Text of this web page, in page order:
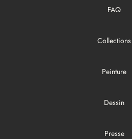
FAQ
Collections
Peinture
Dessin
Presse